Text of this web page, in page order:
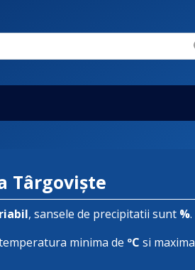
Târgoviște
, sansele de precipitatii sunt %.
minima de ºC si maxima